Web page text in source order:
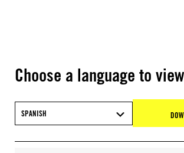
Choose a language to
SPANISH